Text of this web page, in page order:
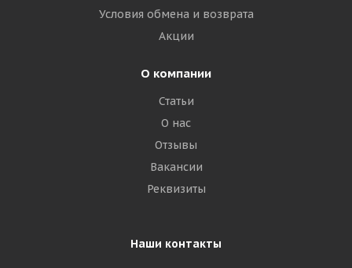
Условия обмена и возврата
Акции
О компании
Статьи
О нас
Отзывы
Вакансии
Реквизиты
Наши контакты